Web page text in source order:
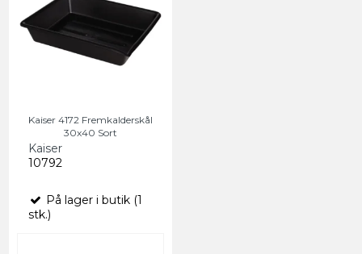
Kaiser 4172 Fremkalderskål
30x40 Sort
Kaiser
10792
På lager i butik (1
stk.)